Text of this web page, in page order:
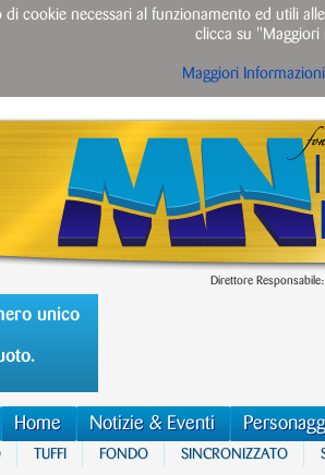
Direttore
unico
Home Notizie & Eventi
TUFFI FONDO SINCRONIZZATO
cookie necessari al funzionamento ed utili
clicca su "Maggiori
Maggiori Informazioni